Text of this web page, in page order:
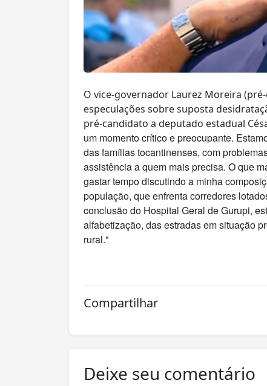
O vice-governador Laurez Moreira
especulações sobre suposta
pré-candidato a deputado estadual
um momento crítico e preocupante.
das famílias tocantinenses, com
assistência a quem mais precisa. O que
gastar tempo discutindo a minha
população, que enfrenta corredores
conclusão do Hospital Geral de Gurupi,
alfabetização, das estradas em situação
rural."
Compartilhar
Deixe seu comentário